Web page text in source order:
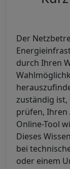
Der
durch Ihren
zuständig ist,
prüfen, Ihren
Online-Tool
Dieses
bei
oder einem